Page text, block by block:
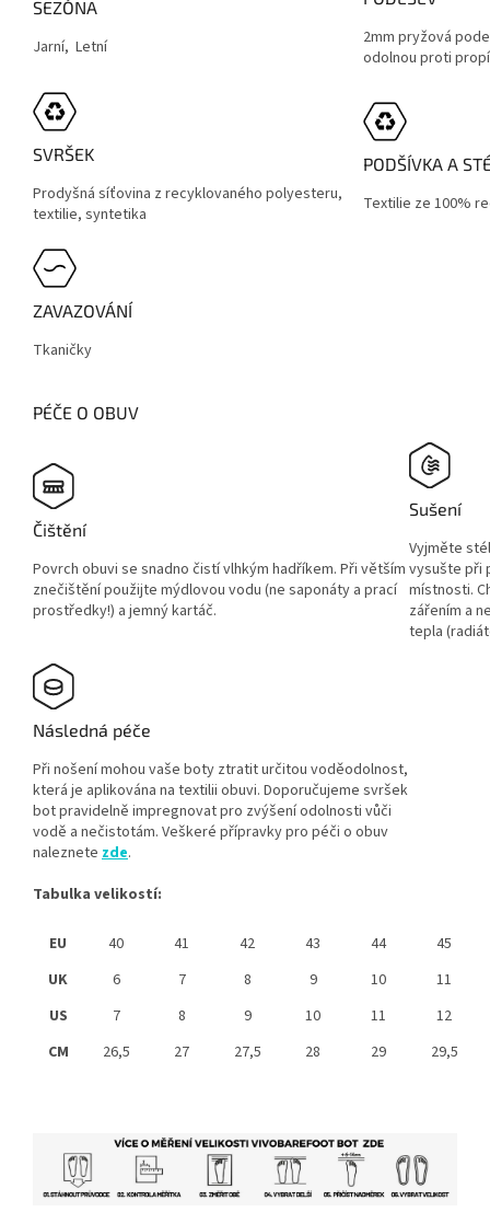
SEZÓNA
Jarní, Letní
2mm pryžová
odolnou proti
SVRŠEK
Prodyšná síťovina z recyklovaného polyesteru,
textilie, syntetika
PODŠÍVKA A
Textilie ze 100%
ZAVAZOVÁNÍ
Tkaničky
PÉČE O OBUV
Čištění
Povrch obuvi se snadno čistí vlhkým hadříkem. Při větším
znečištění použijte mýdlovou vodu (ne saponáty a prací
prostředky!) a jemný kartáč.
Sušení
Vyjměte
vysušte při
místnosti.
zářením a
tepla
Následná péče
Při nošení mohou vaše boty ztratit určitou voděodolnost,
která je aplikována na textilii obuvi. Doporučujeme svršek
bot pravidelně impregnovat pro zvýšení odolnosti vůči
vodě a nečistotám. Veškeré přípravky pro péči o obuv
naleznete zde.
Tabulka velikostí:
EU 40 41 42 43 44
45
UK
6 7 8 9 10
11
US
7 8 9 10 11
12
CM
26,5 27 27,5 28 29 29,5